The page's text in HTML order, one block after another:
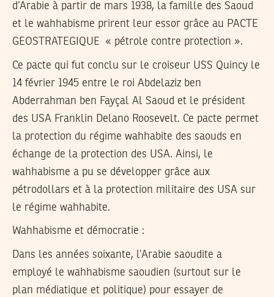
d’Arabie à partir de mars 1938, la famille des Saoud
et le wahhabisme prirent leur essor grâce au PACTE
GEOSTRATEGIQUE « pétrole contre protection ».
Ce pacte qui fut conclu sur le croiseur USS Quincy le
14 février 1945 entre le roi Abdelaziz ben
Abderrahman ben Fayçal Al Saoud et le président
des USA Franklin Delano Roosevelt. Ce pacte permet
la protection du régime wahhabite des saouds en
échange de la protection des USA. Ainsi, le
wahhabisme a pu se développer grâce aux
pétrodollars et à la protection militaire des USA sur
le régime wahhabite.
Wahhabisme et démocratie :
Dans les années soixante, l’Arabie saoudite a
employé le wahhabisme saoudien (surtout sur le
plan médiatique et politique) pour essayer de